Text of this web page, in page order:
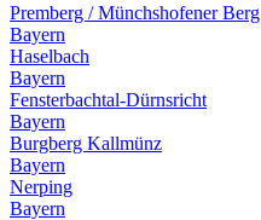
Premberg / Münchshofener Berg
Bayern
Haselbach
Bayern
Fensterbachtal-Dürnsricht
Bayern
Burgberg Kallmünz
Bayern
Nerping
Bayern